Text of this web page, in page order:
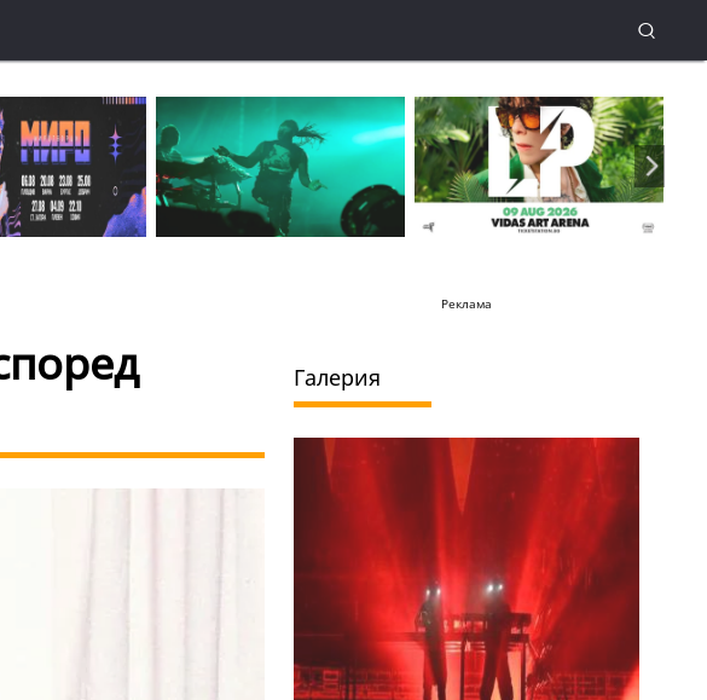
Реклама
Галерия